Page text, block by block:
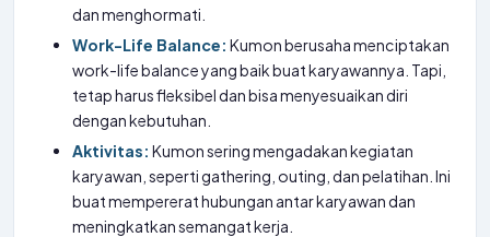
dan menghormati.
Work-Life Balance: Kumon berusaha menciptakan
work-life balance yang baik buat karyawannya. Tapi,
tetap harus fleksibel dan bisa menyesuaikan diri
dengan kebutuhan.
Aktivitas: Kumon sering mengadakan kegiatan
karyawan, seperti gathering, outing, dan pelatihan. Ini
buat mempererat hubungan antar karyawan dan
meningkatkan semangat kerja.